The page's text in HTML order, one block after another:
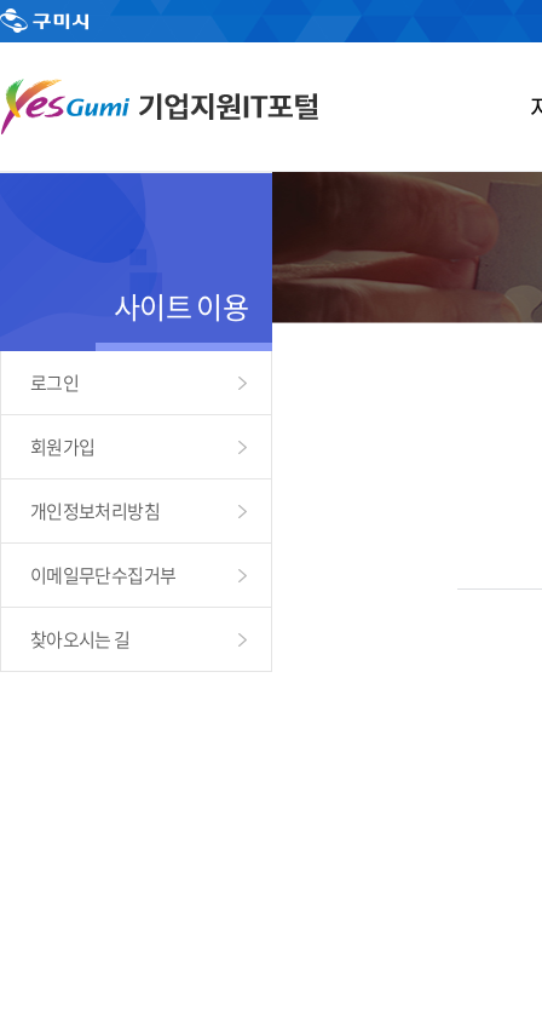
사이트 이용
로그인
회원가입
개인정보처리방침
이메일무단수집거부
찾아오시는 길